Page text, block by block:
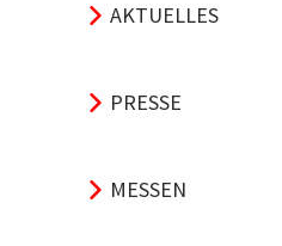
AKTUELLES
PRESSE
MESSEN